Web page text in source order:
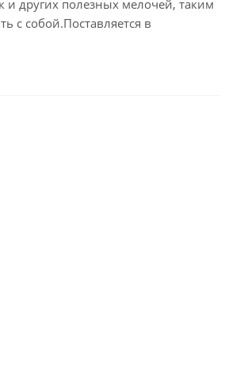
и других полезных мелочей, таким
с собой.Поставляется в